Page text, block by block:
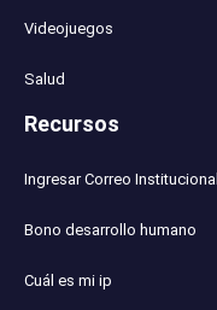
Videojuegos
Salud
Recursos
Ingresar Correo Institucional
Bono desarrollo humano
Cuál es mi ip